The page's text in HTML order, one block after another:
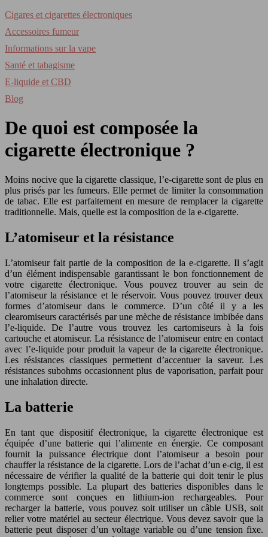
Cigares et cigarettes électroniques
Accessoires fumeur
Informations sur la vape
Santé et tabagisme
E-liquide et CBD
Blog
De quoi est composée la
cigarette électronique ?
Moins nocive que la cigarette classique, l’e-cigarette sont de plus en
plus prisés par les fumeurs. Elle permet de limiter la consommation
de tabac. Elle est parfaitement en mesure de remplacer la cigarette
traditionnelle. Mais, quelle est la composition de la e-cigarette.
L’atomiseur et la résistance
L’atomiseur fait partie de la composition de la e-cigarette. Il s’agit
d’un élément indispensable garantissant le bon fonctionnement de
votre cigarette électronique. Vous pouvez trouver au sein de
l’atomiseur la résistance et le réservoir. Vous pouvez trouver deux
formes d’atomiseur dans le commerce. D’un côté il y a les
clearomiseurs caractérisés par une mèche de résistance imbibée dans
l’e-liquide. De l’autre vous trouvez les cartomiseurs à la fois
cartouche et atomiseur. La résistance de l’atomiseur entre en contact
avec l’e-liquide pour produit la vapeur de la cigarette électronique.
Les résistances classiques permettent d’accentuer la saveur. Les
résistances subohms occasionnent plus de vaporisation, parfait pour
une inhalation directe.
La batterie
En tant que dispositif électronique, la cigarette électronique est
équipée d’une batterie qui l’alimente en énergie. Ce composant
fournit la puissance électrique dont l’atomiseur a besoin pour
chauffer la résistance de la cigarette. Lors de l’achat d’un e-cig, il est
nécessaire de vérifier la qualité de la batterie qui doit tenir le plus
longtemps possible. La plupart des batteries disponibles dans le
commerce sont conçues en lithium-ion rechargeables. Pour
recharger la batterie, vous pouvez soit utiliser un câble USB, soit
relier votre matériel au secteur électrique. Vous devez savoir que la
batterie peut disposer d’un voltage variable ou d’une tension fixe.